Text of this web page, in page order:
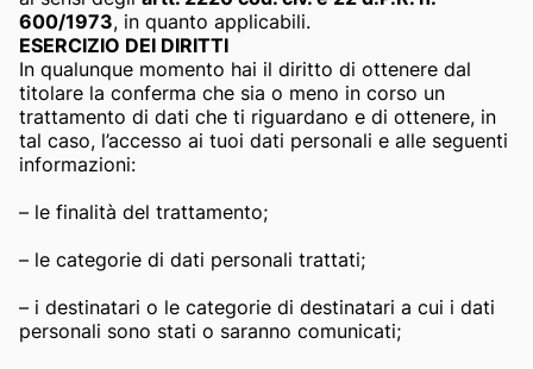
600/1973, in quanto applicabili.
ESERCIZIO DEI DIRITTI
In qualunque momento hai il diritto di ottenere dal
titolare la conferma che sia o meno in corso un
trattamento di dati che ti riguardano e di ottenere, in
tal caso, l’accesso ai tuoi dati personali e alle seguenti
informazioni:
– le finalità del trattamento;
– le categorie di dati personali trattati;
– i destinatari o le categorie di destinatari a cui i dati
personali sono stati o saranno comunicati;